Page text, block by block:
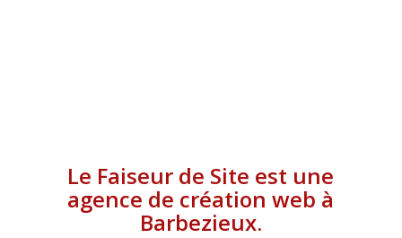
Le Faiseur de Site est une
agence de création web à
Barbezieux.